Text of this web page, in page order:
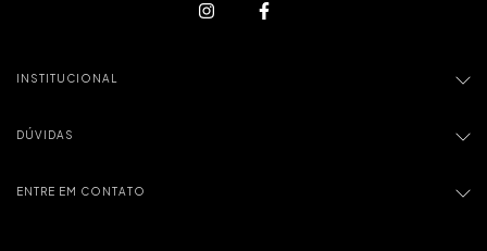
INSTITUCIONAL
DÚVIDAS
ENTRE EM CONTATO